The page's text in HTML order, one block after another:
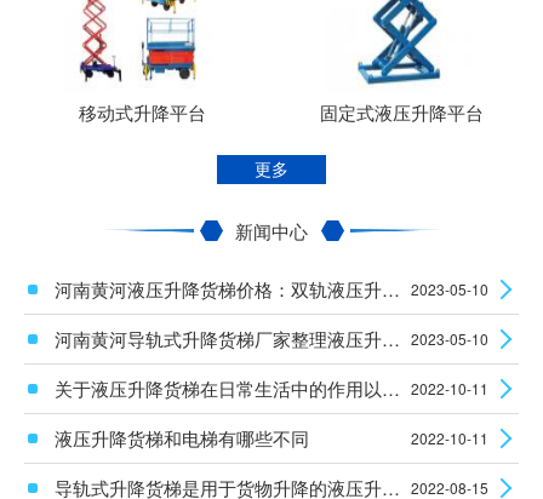
移动式升降平台 固定式液压升降平台
更多
新闻中心
河南黄河液压升降货梯价格：双轨液压升降平台使用时安全性怎么样？ 2023-05-10
河南黄河导轨式升降货梯厂家整理液压升降设备电机的维护知识 2023-05-10
关于液压升降货梯在日常生活中的作用以及安装使用须知 2022-10-11
液压升降货梯和电梯有哪些不同 2022-10-11
导轨式升降货梯是用于货物升降的液压升降机械设备 2022-08-15